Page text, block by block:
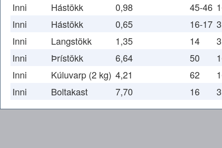
Inni
Hástökk 0,98 45-46
Inni
Hástökk 0,65 16-17
Inni
Langstökk 1,35 14
Inni
Þrístökk 6,64 50
Inni
Kúluvarp (2 kg) 4,21 62
Inni
Boltakast 7,70 16